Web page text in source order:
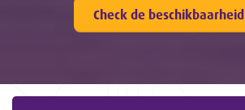
Check de beschikbaarheid